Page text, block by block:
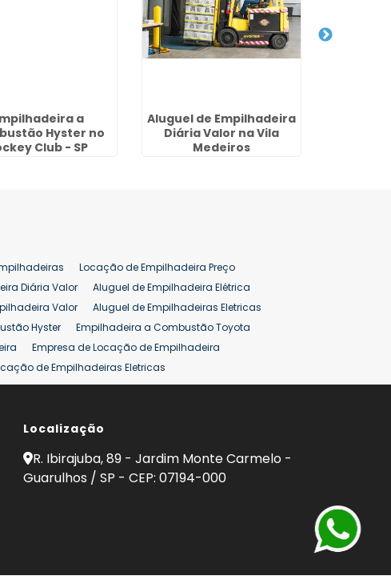
a
Hyster no
Club - SP
Aluguel de Empilhadeira
Diária Valor na Vila
Medeiros
Locação de Empilhadeira Preço
Diária Valor
Aluguel de Empilhadeira Elétrica
Valor
Aluguel de Empilhadeiras Eletricas
Hyster
Empilhadeira a Combustão Toyota
Empresa de Locação de Empilhadeira
de Empilhadeiras Eletricas
de Empilhadeiras
Comprar Empilhadeira Hyster
25 ton Venda Empilhadeiras 25 ton
Localização
R. Ibirajuba, 89 - Jardim Monte Carmelo -
Guarulhos / SP - CEP: 07194-000